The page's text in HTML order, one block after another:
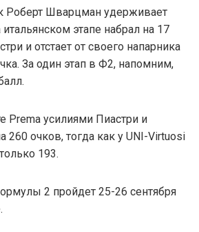
Роберт Шварцман удерживает
этапе набрал на 17
и отстает от своего напарника
За один этап в Ф2, напомним,
Prema усилиями Пиастри и
260 очков, тогда как у UNI-Virtuosi
193.
2 пройдет 25-26 сентября